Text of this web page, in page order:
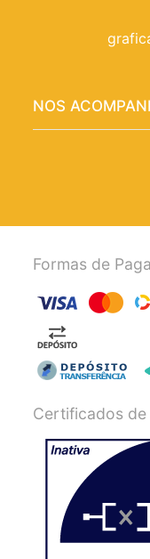
NOS
Formas de
Certificados de